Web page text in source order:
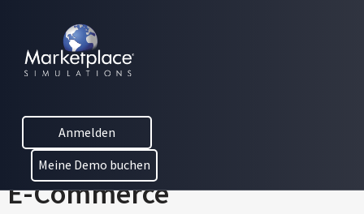
C
T
I
O
Anmelden
Meine Demo buchen
O
M
M
E-Commerce